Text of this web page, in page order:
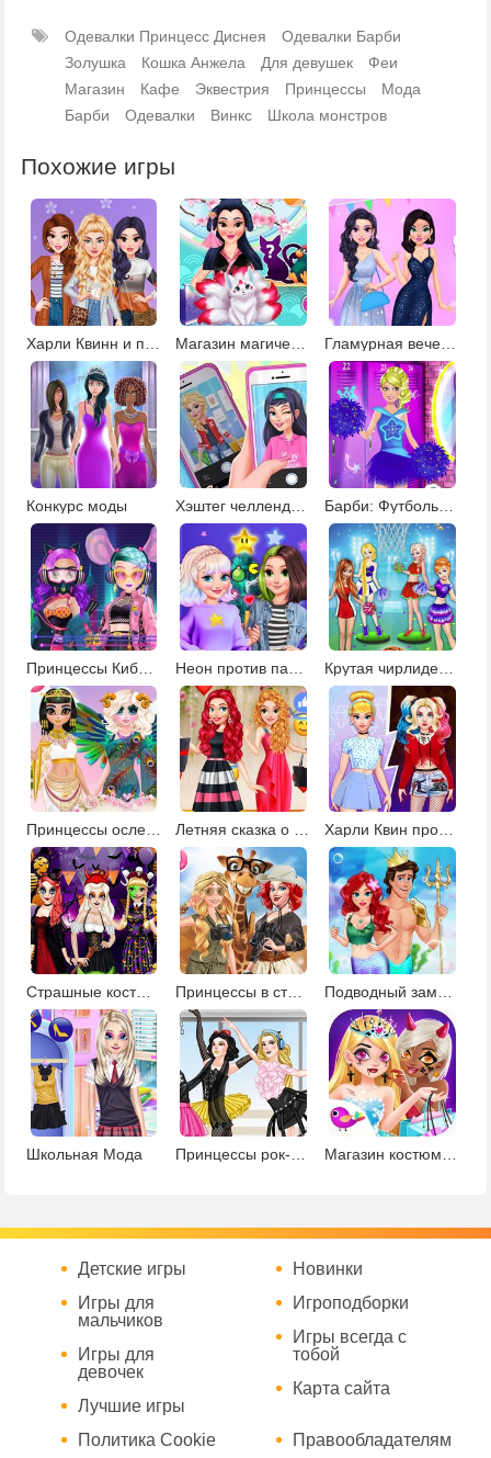
Одевалки Принцесс Диснея
Одевалки Барби
Золушка
Кошка Анжела Для девушек
Феи
Магазин
Кафе Эквестрия Принцессы
Мода
Барби
Одевалки Винкс Школа монстров
Похожие игры
Магазин магических существ Гламурная вечеринка
Конкурс моды Барби: Футбольные болельщицы
Принцессы КиберПанк 220 Крутая чирлидерша
Принцессы ослепительные богини Летняя сказка о принцессе Харли Квин против Золушки: модная битва
Страшные костюмы Рапунцель и Ариэль Принцессы в стиле сафари Подводный замок русалочки
Школьная Мода Принцессы рок-балерины Магазин костюмов для Хэллоуина
Детские игры
Игры для
мальчиков
Игры для
девочек
Лучшие игры
Новинки
Игроподборки
Игры всегда с
тобой
Карта сайта
Политика Cookie Правообладателям